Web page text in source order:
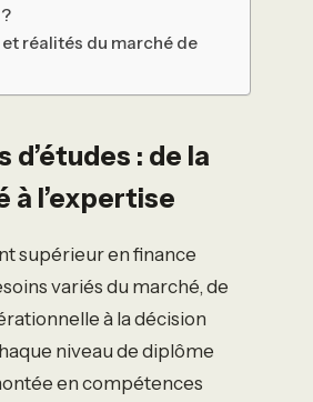
réalités du marché de
d’études : de la
à l’expertise
supérieur en finance
variés du marché, de
à la décision
niveau de diplôme
en compétences